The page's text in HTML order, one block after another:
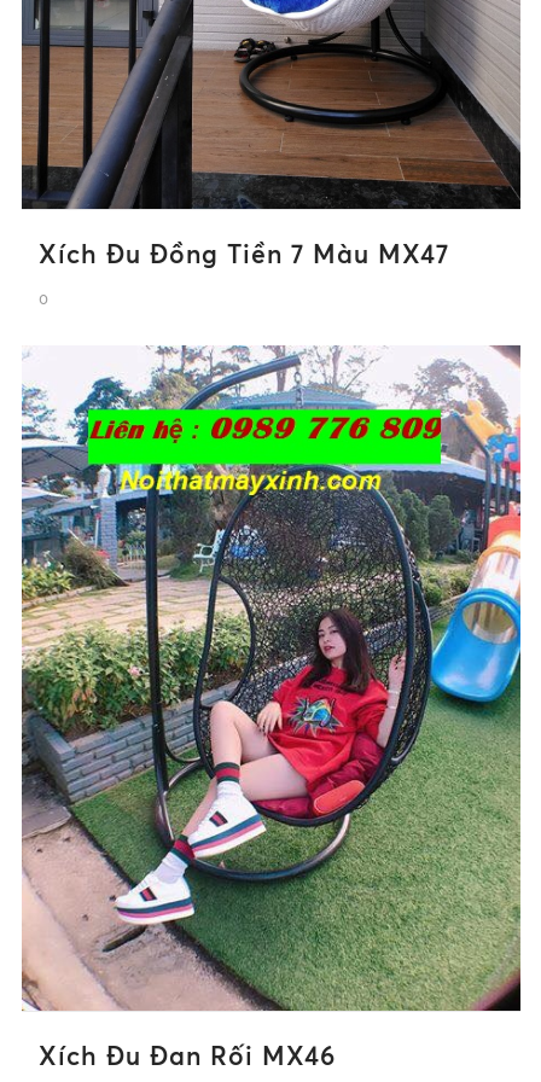
Xích Đu Đồng Tiền 7 Màu MX47
0
Xích Đu Đan Rối MX46